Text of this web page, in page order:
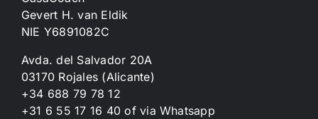
Gevert H. van Eldik
NIE Y6891082C
Avda. del Salvador 20A
03170 Rojales (Alicante)
+34 688 79 78 12
+31 6 55 17 16 40 ofvia Whatsapp